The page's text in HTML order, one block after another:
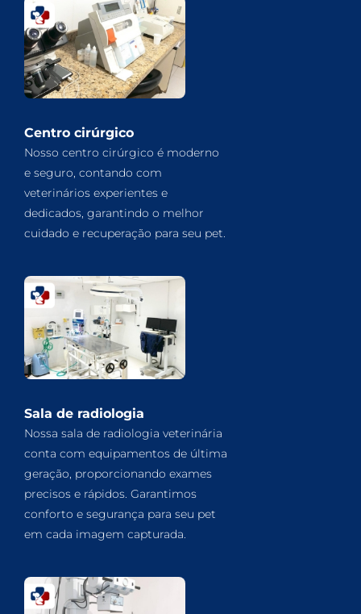
Centro cirúrgico
Nosso centro cirúrgico é moderno
e seguro, contando com
veterinários experientes e
dedicados, garantindo o melhor
cuidado e recuperação para seu pet.
Sala de radiologia
Nossa sala de radiologia veterinária
conta com equipamentos de última
geração, proporcionando exames
precisos e rápidos. Garantimos
conforto e segurança para seu pet
em cada imagem capturada.